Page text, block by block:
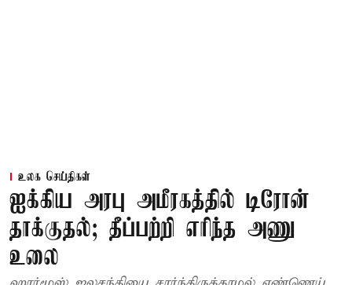
உலக செய்திகள்
ஐக்கிய அரபு அமீரகத்தில் டிரோன்
தாக்குதல்; தீப்பற்றி எரிந்த அணு
உலை